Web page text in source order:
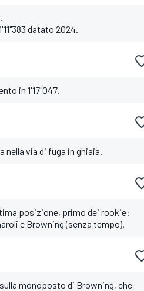
datato 2024.
in 1'17"047.
via di fuga in ghiaia.
posizione, primo dei rookie:
e Browning (senza tempo).
monoposto di Browning, che